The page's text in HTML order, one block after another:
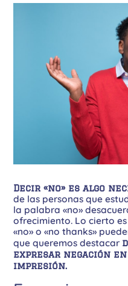
Decir «no» es algo
de las personas que
la palabra «no»
ofrecimiento. Lo cierto
«no» o «no thanks»
que queremos destacar
expresar negación
impresión.